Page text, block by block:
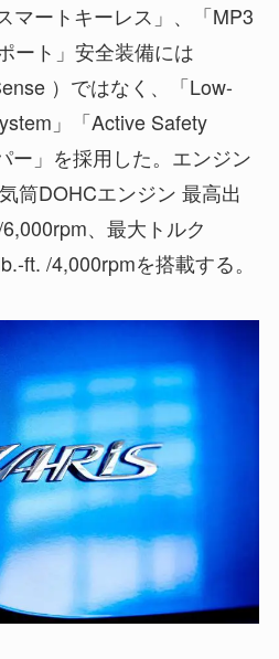
マートキーレス」、「MP3
ート」安全装備には
）ではなく、「Low-
」「Active Safety
ー」を採用した。エンジン
筒DOHCエンジン 最高出
、最大トルク
ft. /4,000rpmを搭載する。